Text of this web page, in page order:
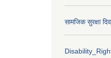
सामजिक सुरक्षा